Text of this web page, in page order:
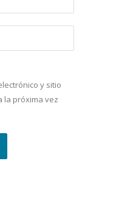
y sitio
la próxima vez